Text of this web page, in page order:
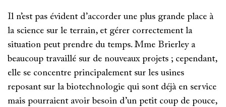
Il n’est pas évident d’accorder une plus grande place à
la science sur le terrain, et gérer correctement la
situation peut prendre du temps. Mme Brierley a
beaucoup travaillé sur de nouveaux projets ; cependant,
elle se concentre principalement sur les usines
reposant sur la biotechnologie qui sont déjà en service
mais pourraient avoir besoin d’un petit coup de pouce,